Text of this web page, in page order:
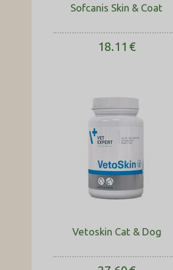
Sofcanis Skin & Coat
18.11 €
Vetoskin Cat & Dog